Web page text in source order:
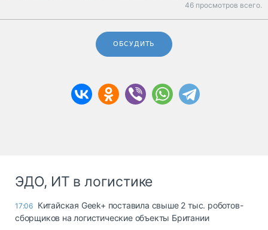
46 просмотров всего.
ОБСУДИТЬ
ЭДО, ИТ в логистике
17:06 Китайская Geek+ поставила свыше 2 тыс. роботов-
сборщиков на логистические объекты Британии